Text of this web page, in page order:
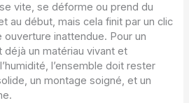
vite, se déforme ou prend du
au début, mais cela finit par un clic
ouverture inattendue. Pour un
déjà un matériau vivant et
l’ensemble doit rester
un montage soigné, et un